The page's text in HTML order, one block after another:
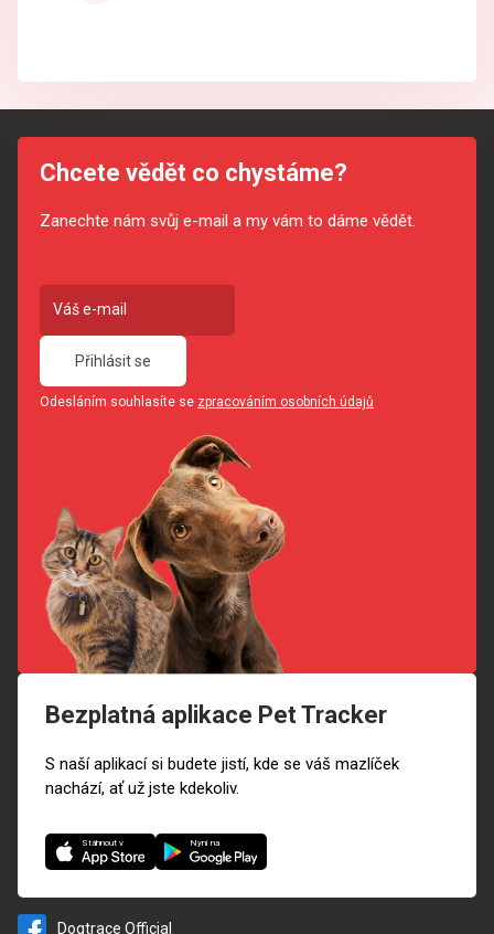
Chcete vědět co chystáme?
Zanechte nám svůj e-mail a my vám to dáme vědět.
Přihlásit se
Odesláním souhlasíte se zpracováním osobních údajů
Bezplatná aplikace Pet Tracker
S naší aplikací si budete jistí, kde se váš mazlíček
nachází, ať už jste kdekoliv.
Stáhnout v Nyní na
Dogtrace Official